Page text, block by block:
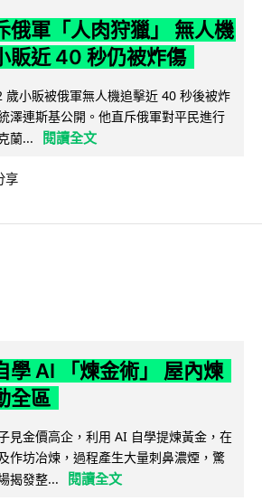
俄軍「人肉狩獵」 無人機
販近 40 秒仍被炸傷
歲小販被俄軍無人機追擊近 40 秒後被炸
澤連斯基公開。他直斥俄軍對平民進行
蘭...
閱讀全文
享
學 AI 「煉金術」 屋內煉
全區
見金價高企，利用 AI 自學提煉黃金，在
作坊冶煉，過程產生大量刺鼻濃煙，驚
揭發整...
閱讀全文